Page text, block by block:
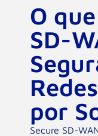
O
SD-
por
Secure SD-